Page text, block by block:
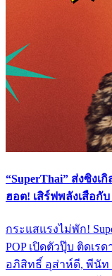
“SuperThai” ส่งซิงเ
ฮอต! เสิร์ฟพลังเสือกับ
กระแสแรงไม่พัก!
POP เปิดตัวปุ๊บ ติดเ
อภิสิทธิ์ อุส่าห์ดี, พีนัท